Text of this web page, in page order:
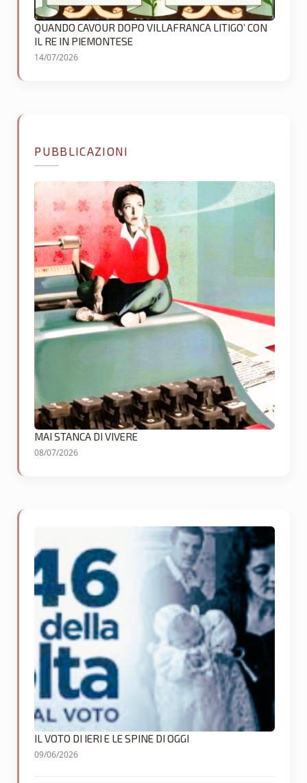
QUANDO CAVOUR DOPO VILLAFRANCA LITIGO’ CON
IL RE IN PIEMONTESE
14/07/2026
PUBBLICAZIONI
MAI STANCA DI VIVERE
08/07/2026
IL VOTO DI IERI E LE SPINE DI OGGI
09/06/2026